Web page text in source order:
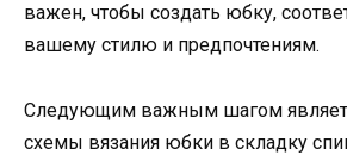
важен, чтобы создать юбку,
вашему стилю и предпочтениям.
Следующим важным шагом
схемы вязания юбки в складку